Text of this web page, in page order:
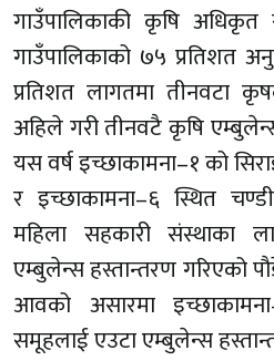
गाउँपालिकाकी कृषि अधिकृत
गाउँपालिकाको ७५ प्रतिशत
प्रतिशत लागतमा
अहिले गरी तीनवटै कृषि
यस वर्ष इच्छाकामना–१ को
र इच्छाकामना–६ स्थित
महिला सहकारी संस्थाका
एम्बुलेन्स हस्तान्तरण गरिएको
आवको असारमा
समूहलाई एउटा एम्बुलेन्स